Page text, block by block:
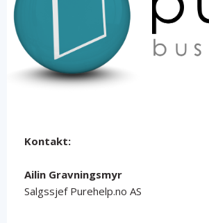
Kontakt:
Ailin Gravningsmyr
Salgssjef Purehelp.no AS